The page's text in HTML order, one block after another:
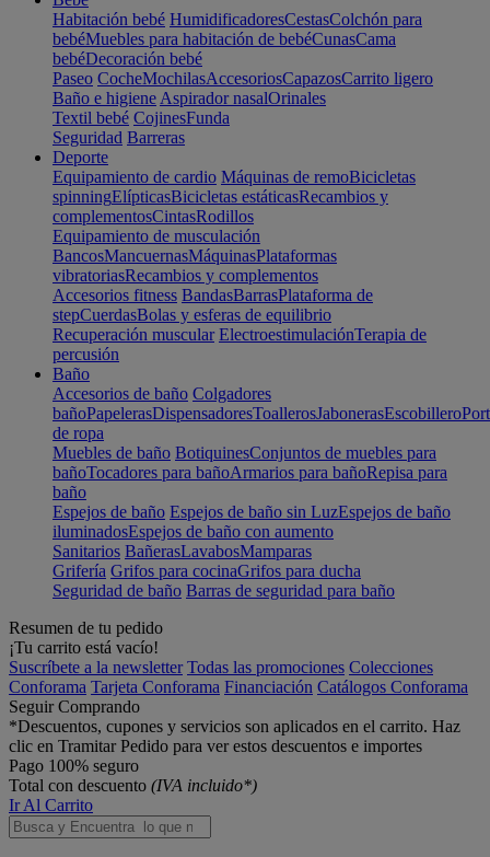
Habitación bebé HumidificadoresCestasColchón para
bebéMuebles para habitación de bebéCunasCama
bebéDecoración bebé
Paseo CocheMochilasAccesoriosCapazosCarrito ligero
Baño e higiene Aspirador nasalOrinales
Textil bebé CojinesFunda
Seguridad Barreras
Deporte
Equipamiento de cardio Máquinas de remoBicicletas
spinningElípticasBicicletas estáticasRecambios y
complementosCintasRodillos
Equipamiento de musculación
BancosMancuernasMáquinasPlataformas
vibratoriasRecambios y complementos
Accesorios fitness BandasBarrasPlataforma de
stepCuerdasBolas y esferas de equilibrio
Recuperación muscular ElectroestimulaciónTerapia de
percusión
Baño
Accesorios de baño Colgadores
bañoPapelerasDispensadoresToallerosJabonerasEscobillero
de ropa
Muebles de baño BotiquinesConjuntos de muebles para
bañoTocadores para bañoArmarios para bañoRepisa para
baño
Espejos de baño Espejos de baño sin LuzEspejos de baño
iluminadosEspejos de baño con aumento
Sanitarios BañerasLavabosMamparas
Grifería Grifos para cocinaGrifos para ducha
Seguridad de baño Barras de seguridad para baño
Resumen de tu pedido
¡Tu carrito está vacío!
Suscríbete a la newsletter Todas las promociones Colecciones
Conforama Tarjeta Conforama Financiación Catálogos Conforama
Seguir Comprando
*Descuentos, cupones y servicios son aplicados en el carrito. Haz
clic en Tramitar Pedido para ver estos descuentos e importes
Pago 100% seguro
Total con descuento (IVA incluido*)
Ir Al Carrito